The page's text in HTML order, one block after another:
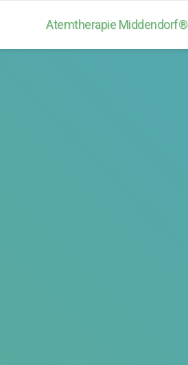
Atemtherapie Middendorf®